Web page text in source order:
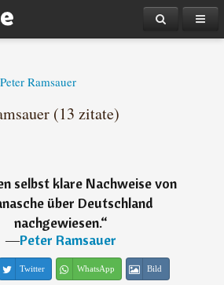
Peter Ramsauer
(13 zitate)
selbst klare Nachweise von
über Deutschland
nachgewiesen.“
―Peter Ramsauer
Twitter WhatsApp Bild